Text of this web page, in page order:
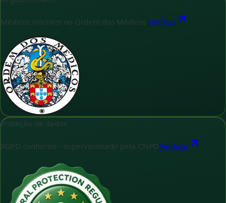
Médicos inscritos no Ordem dos MédicosVerificar
Proteção de dados
RGPD conforme - supervisionado pela CNPDVerificar